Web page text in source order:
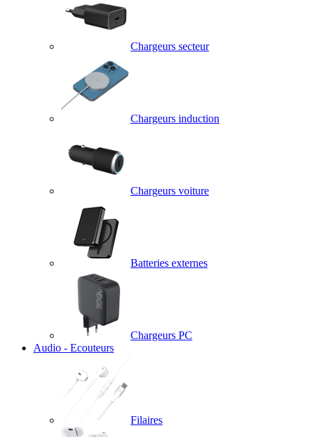
Chargeurs secteur
Chargeurs induction
Chargeurs voiture
Batteries externes
Chargeurs PC
Audio - Ecouteurs
Filaires